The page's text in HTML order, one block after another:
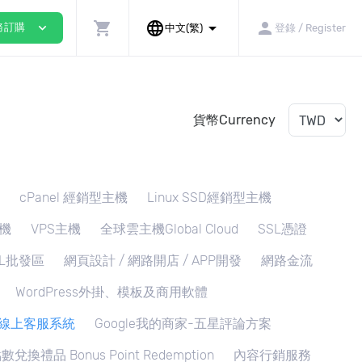
訂購 expand_more shopping_cart language中文(繁) arrow_drop_down person 登錄 / Register
貨幣Currency
cPanel 經銷型主機 Linux SSD經銷型主機
VPS主機 全球雲主機Global Cloud SSL憑證
批發區 網頁設計 / 網路開店 / APP開發 網路金流
WordPress外掛、模板及商用軟體
上客服系統 Google我的商家-五星評論方案
兌換禮品 Bonus Point Redemption 內容行銷服務